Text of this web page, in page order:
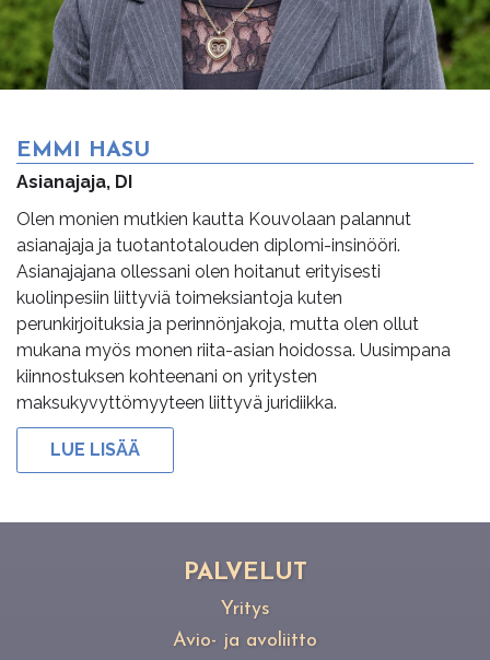
EMMI HASU
Asianajaja, DI
Olen monien mutkien kautta Kouvolaan palannut
asianajaja ja tuotantotalouden diplomi-insinööri.
Asianajajana ollessani olen hoitanut erityisesti
kuolinpesiin liittyviä toimeksiantoja kuten
perunkirjoituksia ja perinnönjakoja, mutta olen ollut
mukana myös monen riita-asian hoidossa. Uusimpana
kiinnostuksen kohteenani on yritysten
maksukyvyttömyyteen liittyvä juridiikka.
LUE LISÄÄ
PAL­VE­LUT
Yritys
Avio- ja avoliitto